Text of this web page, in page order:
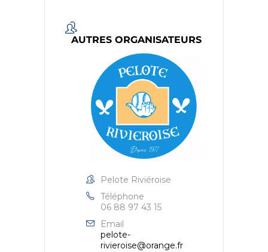
AUTRES ORGANISATEURS
Pelote Riviéroise
Téléphone
06 88 97 43 15
Email
pelote-
rivieroise@orange.fr